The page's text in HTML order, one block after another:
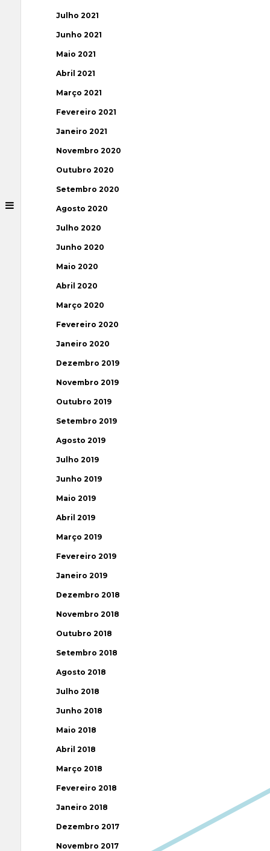
Julho 2021
Junho 2021
Maio 2021
Abril 2021
Março 2021
Fevereiro 2021
Janeiro 2021
Novembro 2020
Outubro 2020
Setembro 2020
Agosto 2020
Julho 2020
Junho 2020
Maio 2020
Abril 2020
Março 2020
Fevereiro 2020
Janeiro 2020
Dezembro 2019
Novembro 2019
Outubro 2019
Setembro 2019
Agosto 2019
Julho 2019
Junho 2019
Maio 2019
Abril 2019
Março 2019
Fevereiro 2019
Janeiro 2019
Dezembro 2018
Novembro 2018
Outubro 2018
Setembro 2018
Agosto 2018
Julho 2018
Junho 2018
Maio 2018
Abril 2018
Março 2018
Fevereiro 2018
Janeiro 2018
Dezembro 2017
Novembro 2017